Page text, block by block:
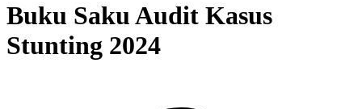
Buku Saku Audit Kasus
Stunting 2024